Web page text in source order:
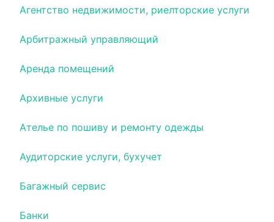
Агентство недвижимости, риелторские услуги
Арбитражный управляющий
Аренда помещений
Архивные услуги
Ателье по пошиву и ремонту одежды
Аудиторские услуги, бухучет
Багажный сервис
Банки